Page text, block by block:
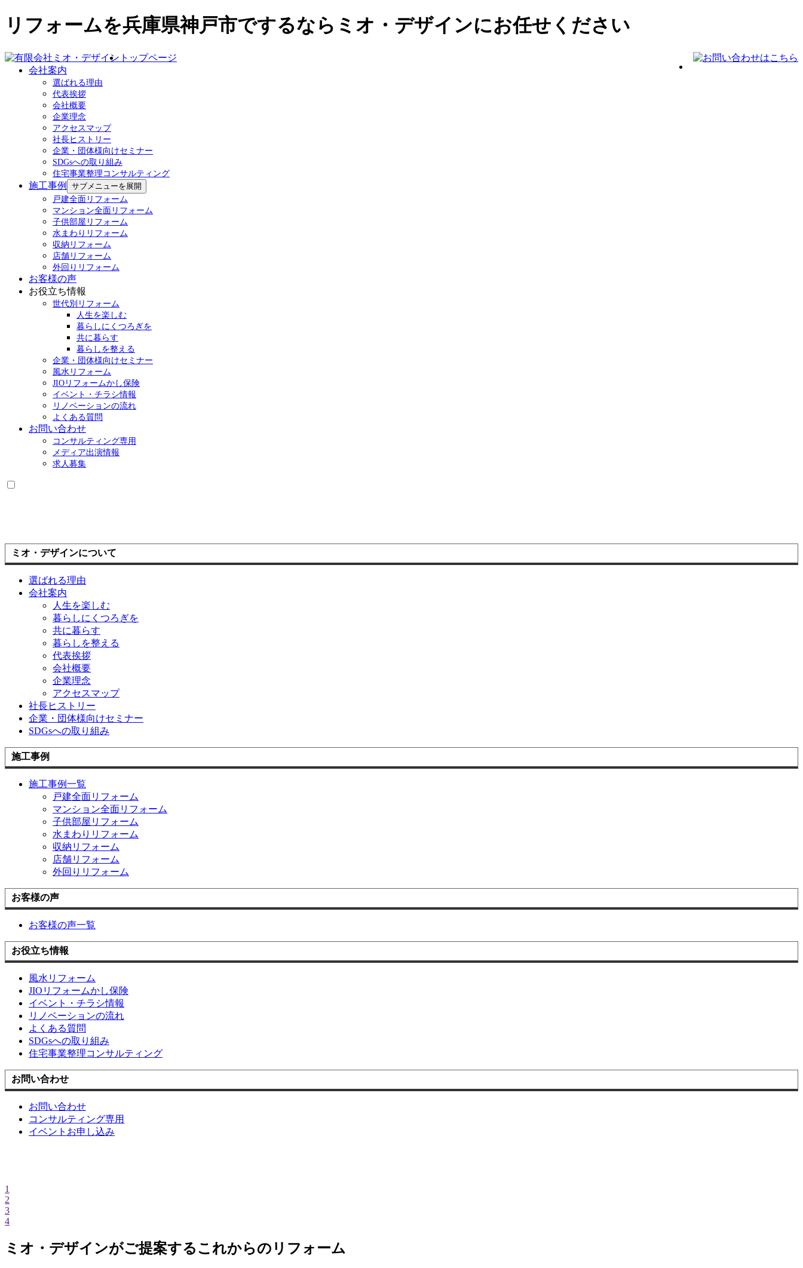
リフォームを兵庫県神戸市でするならミオ・デザインにお任せください
トップページ
会社案内
選ばれる理由
代表挨拶
会社概要
企業理念
アクセスマップ
社長ヒストリー
企業・団体様向けセミナー
SDGsへの取り組み
住宅事業整理コンサルティング
施工事例
サブメニューを展開
戸建全面リフォーム
マンション全面リフォーム
子供部屋リフォーム
水まわりリフォーム
収納リフォーム
店舗リフォーム
外回りリフォーム
お客様の声
お役立ち情報
世代別リフォーム
人生を楽しむ
暮らしにくつろぎを
共に暮らす
暮らしを整える
企業・団体様向けセミナー
風水リフォーム
JIOリフォームかし保険
イベント・チラシ情報
リノベーションの流れ
よくある質問
お問い合わせ
コンサルティング専用
メディア出演情報
求人募集
ミオ・デザインについて
選ばれる理由
会社案内
人生を楽しむ
暮らしにくつろぎを
共に暮らす
暮らしを整える
代表挨拶
会社概要
企業理念
アクセスマップ
社長ヒストリー
企業・団体様向けセミナー
SDGsへの取り組み
施工事例
施工事例一覧
戸建全面リフォーム
マンション全面リフォーム
子供部屋リフォーム
水まわりリフォーム
収納リフォーム
店舗リフォーム
外回りリフォーム
お客様の声
お客様の声一覧
お役立ち情報
風水リフォーム
JIOリフォームかし保険
イベント・チラシ情報
リノベーションの流れ
よくある質問
SDGsへの取り組み
住宅事業整理コンサルティング
お問い合わせ
お問い合わせ
コンサルティング専用
イベントお申し込み
1
2
3
4
ミオ・デザインがご提案するこれからのリフォーム